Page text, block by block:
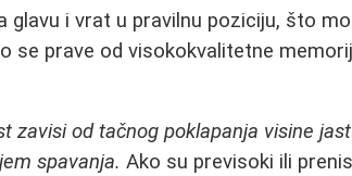
glavu i vrat u pravilnu poziciju, što
se prave od visokokvalitetne
zavisi od tačnog poklapanja visine
spavanja. Ako su previsoki ili